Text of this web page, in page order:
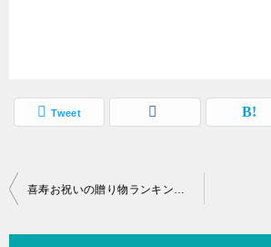
Tweet
投
喜寿お祝いの贈り物ランキングと喜ばれるメッセージのコツは？